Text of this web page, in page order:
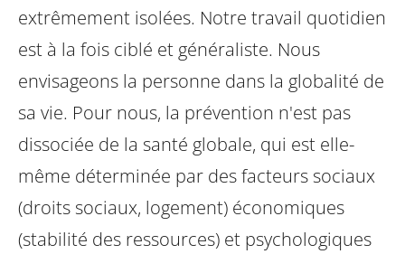
extrêmement isolées. Notre travail quotidien
est à la fois ciblé et généraliste. Nous
envisageons la personne dans la globalité de
sa vie. Pour nous, la prévention n'est pas
dissociée de la santé globale, qui est elle-
même déterminée par des facteurs sociaux
(droits sociaux, logement) économiques
(stabilité des ressources) et psychologiques